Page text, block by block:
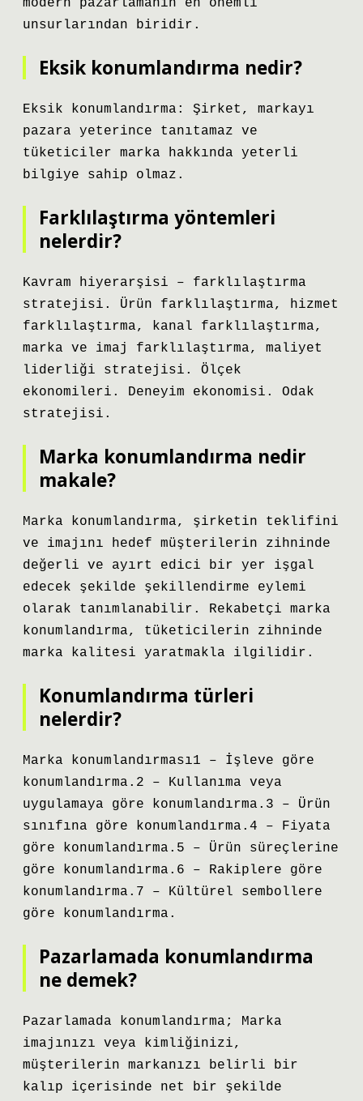
modern pazarlamanın en önemli
unsurlarından biridir.
Eksik konumlandırma nedir?
Eksik konumlandırma: Şirket, markayı
pazara yeterince tanıtamaz ve
tüketiciler marka hakkında yeterli
bilgiye sahip olmaz.
Farklılaştırma yöntemleri
nelerdir?
Kavram hiyerarşisi – farklılaştırma
stratejisi. Ürün farklılaştırma, hizmet
farklılaştırma, kanal farklılaştırma,
marka ve imaj farklılaştırma, maliyet
liderliği stratejisi. Ölçek
ekonomileri. Deneyim ekonomisi. Odak
stratejisi.
Marka konumlandırma nedir
makale?
Marka konumlandırma, şirketin teklifini
ve imajını hedef müşterilerin zihninde
değerli ve ayırt edici bir yer işgal
edecek şekilde şekillendirme eylemi
olarak tanımlanabilir. Rekabetçi marka
konumlandırma, tüketicilerin zihninde
marka kalitesi yaratmakla ilgilidir.
Konumlandırma türleri
nelerdir?
Marka konumlandırması1 – İşleve göre
konumlandırma.2 – Kullanıma veya
uygulamaya göre konumlandırma.3 – Ürün
sınıfına göre konumlandırma.4 – Fiyata
göre konumlandırma.5 – Ürün süreçlerine
göre konumlandırma.6 – Rakiplere göre
konumlandırma.7 – Kültürel sembollere
göre konumlandırma.
Pazarlamada konumlandırma
ne demek?
Pazarlamada konumlandırma; Marka
imajınızı veya kimliğinizi,
müşterilerin markanızı belirli bir
kalıp içerisinde net bir şekilde